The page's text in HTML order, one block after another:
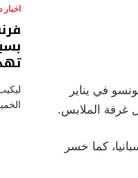
في يناير
غرفة الملابس.
كما خسر
اخبار
الخميس 6 غشت